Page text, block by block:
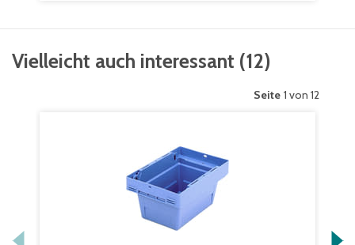
Vielleicht auch interessant (12)
Seite 1 von 12